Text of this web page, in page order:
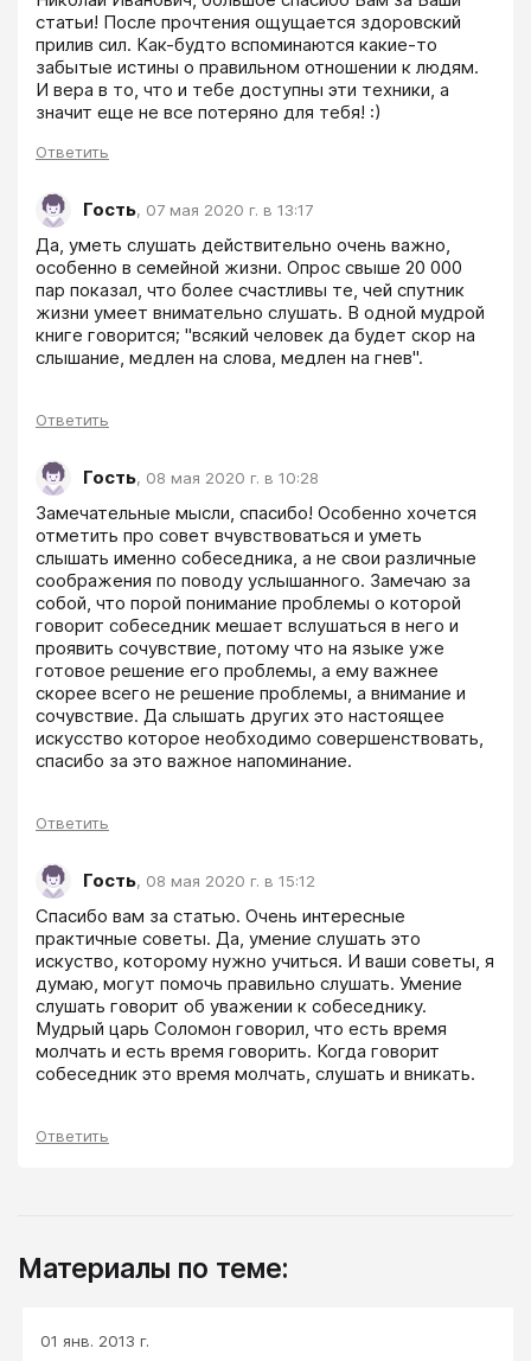
статьи! После прочтения ощущается здоровский
прилив сил. Как-будто вспоминаются какие-то
забытые истины о правильном отношении к людям.
И вера в то, что и тебе доступны эти техники, а
значит еще не все потеряно для тебя! :)
Ответить
Гость, 07 мая 2020 г. в 13:17
Да, уметь слушать действительно очень важно,
особенно в семейной жизни. Опрос свыше 20 000
пар показал, что более счастливы те, чей спутник
жизни умеет внимательно слушать. В одной мудрой
книге говорится; "всякий человек да будет скор на
слышание, медлен на слова, медлен на гнев".
Ответить
Гость, 08 мая 2020 г. в 10:28
Замечательные мысли, спасибо! Особенно хочется
отметить про совет вчувствоваться и уметь
слышать именно собеседника, а не свои различные
соображения по поводу услышанного. Замечаю за
собой, что порой понимание проблемы о которой
говорит собеседник мешает вслушаться в него и
проявить сочувствие, потому что на языке уже
готовое решение его проблемы, а ему важнее
скорее всего не решение проблемы, а внимание и
сочувствие. Да слышать других это настоящее
искусство которое необходимо совершенствовать,
спасибо за это важное напоминание.
Ответить
Гость, 08 мая 2020 г. в 15:12
Спасибо вам за статью. Очень интересные
практичные советы. Да, умение слушать это
искуство, которому нужно учиться. И ваши советы, я
думаю, могут помочь правильно слушать. Умение
слушать говорит об уважении к собеседнику.
Мудрый царь Соломон говорил, что есть время
молчать и есть время говорить. Когда говорит
собеседник это время молчать, слушать и вникать.
Ответить
Материалы по теме:
01 янв. 2013 г.